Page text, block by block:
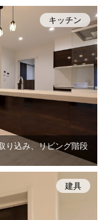
り込み、リビング階段
キッチン
建具